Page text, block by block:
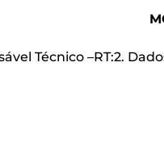
Técnico –RT:2.